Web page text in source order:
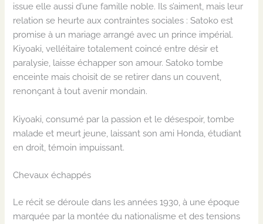
issue elle aussi d’une famille noble. Ils s’aiment, mais leur
relation se heurte aux contraintes sociales : Satoko est
promise à un mariage arrangé avec un prince impérial.
Kiyoaki, velléitaire totalement coincé entre désir et
paralysie, laisse échapper son amour. Satoko tombe
enceinte mais choisit de se retirer dans un couvent,
renonçant à tout avenir mondain.
Kiyoaki, consumé par la passion et le désespoir, tombe
malade et meurt jeune, laissant son ami Honda, étudiant
en droit, témoin impuissant.
Chevaux échappés
Le récit se déroule dans les années 1930, à une époque
marquée par la montée du nationalisme et des tensions